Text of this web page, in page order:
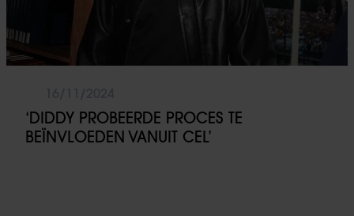
‘DIDDY PROBEERDE PROCES TE
BEÏNVLOEDEN VANUIT CEL’